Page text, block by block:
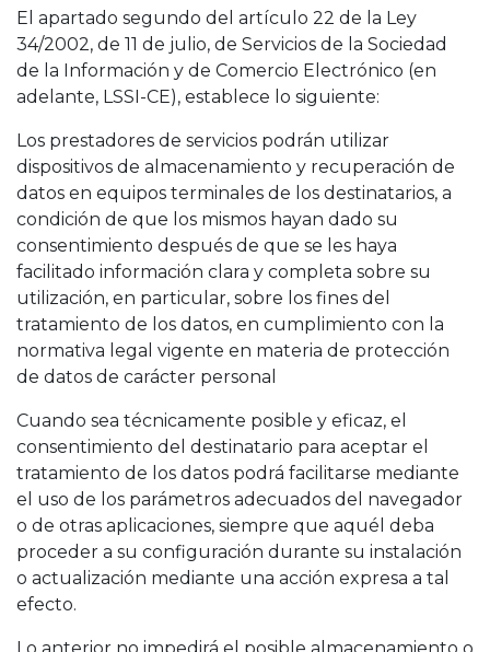
El apartado segundo del artículo 22 de la Ley
34/2002, de 11 de julio, de Servicios de la Sociedad
de la Información y de Comercio Electrónico (en
adelante, LSSI-CE), establece lo siguiente:
Los prestadores de servicios podrán utilizar
dispositivos de almacenamiento y recuperación de
datos en equipos terminales de los destinatarios, a
condición de que los mismos hayan dado su
consentimiento después de que se les haya
facilitado información clara y completa sobre su
utilización, en particular, sobre los fines del
tratamiento de los datos, en cumplimiento con la
normativa legal vigente en materia de protección
de datos de carácter personal
Cuando sea técnicamente posible y eficaz, el
consentimiento del destinatario para aceptar el
tratamiento de los datos podrá facilitarse mediante
el uso de los parámetros adecuados del navegador
o de otras aplicaciones, siempre que aquél deba
proceder a su configuración durante su instalación
o actualización mediante una acción expresa a tal
efecto.